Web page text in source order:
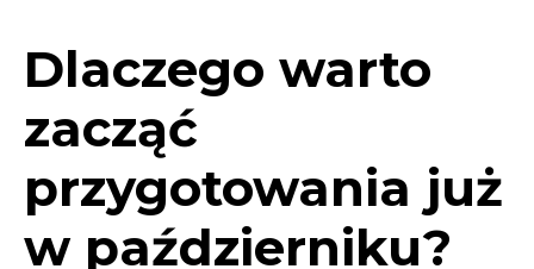
Dlaczego warto
zacząć
przygotowania już
w październiku?